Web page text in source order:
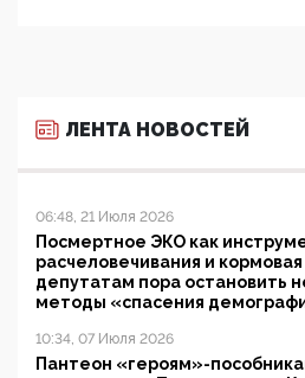
ЛЕНТА НОВОСТЕЙ
06:48, 21 Июля 2026
Посмертное ЭКО как
расчеловечивания и
депутатам пора остановить
методы «спасения
10:34, 07 Июля 2026
Пантеон «героям»-